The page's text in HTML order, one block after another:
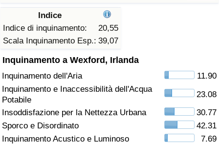
Indice
Indice di inquinamento:
20,55
Scala Inquinamento Esp.: 39,07
Inquinamento a Wexford, Irlanda
Inquinamento dell'Aria
11.90
Inquinamento e Inaccessibilità dell'Acqua
Potabile
23.08
Insoddisfazione per la Nettezza Urbana
30.77
Sporco e Disordinato
42.31
Inquinamento Acustico e Luminoso
7.69
ad Aqaba
Criminalità
Indice del Tasso di Criminalità (Corrente)
Indice della Criminalità
Indice di criminalità per paese
Assistenza Sanitaria